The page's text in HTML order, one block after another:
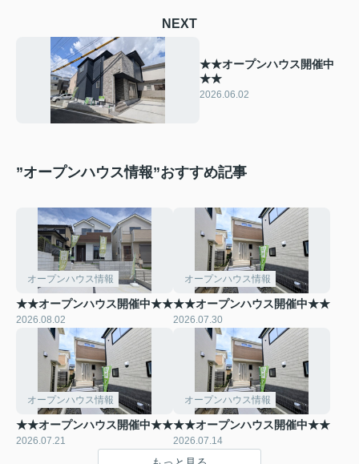
NEXT
★★オープンハウス開催中
★★
2026.06.02
”オープンハウス情報”おすすめ記事
オープンハウス情報
★★オープンハウス開催中★★
2026.08.02
オープンハウス情報
★★オープンハウス開催中★★
2026.07.30
オープンハウス情報
★★オープンハウス開催中★★
2026.07.21
オープンハウス情報
★★オープンハウス開催中★★
2026.07.14